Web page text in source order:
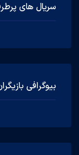
سریال های
بیوگرافی